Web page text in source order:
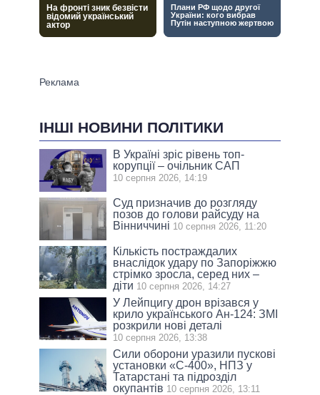
ІНШІ НОВИНИ ПОЛІТИКИ
В Україні зріс рівень топ-
корупції – очільник САП
10 серпня 2026, 14:19
Суд призначив до розгляду
позов до голови райсуду на
Вінниччині 10 серпня 2026, 11:20
Кількість постраждалих
внаслідок удару по Запоріжжю
стрімко зросла, серед них –
діти 10 серпня 2026, 14:27
У Лейпцигу дрон врізався у
крило українського Ан-124: ЗМІ
розкрили нові деталі
10 серпня 2026, 13:38
Сили оборони уразили пускові
установки «С-400», НПЗ у
Татарстані та підрозділ
окупантів 10 серпня 2026, 13:11